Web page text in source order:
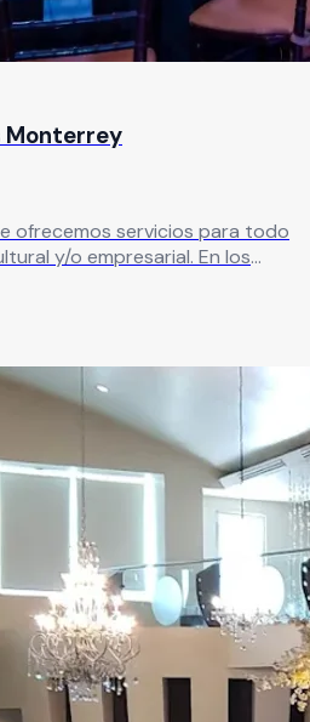
Monterrey
ofrecemos servicios para todo
y/o empresarial. En los